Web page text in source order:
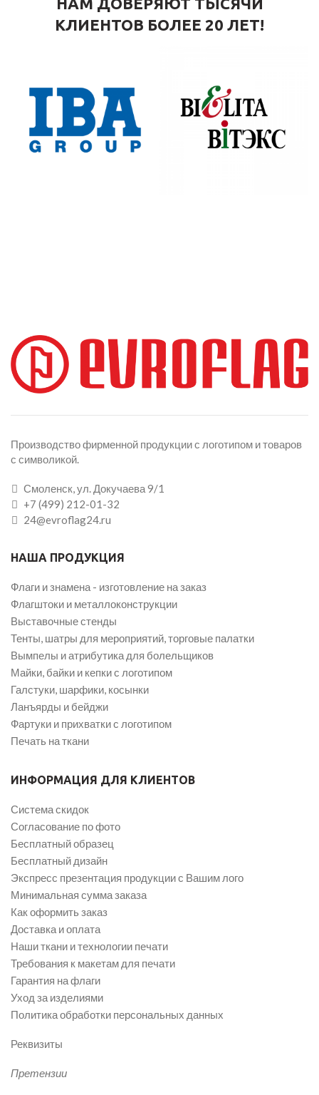
КЛИЕНТОВ БОЛЕЕ 20 ЛЕТ!
Производство фирменной продукции с логотипом и товаров
с символикой.
Смоленск, ул. Докучаева 9/1
+7 (499) 212-01-32
24@evroflag24.ru
НАША ПРОДУКЦИЯ
Флаги и знамена - изготовление на заказ
Флагштоки и металлоконструкции
Выставочные стенды
Тенты, шатры для мероприятий, торговые палатки
Вымпелы и атрибутика для болельщиков
Майки, байки и кепки с логотипом
Галстуки, шарфики, косынки
Ланъярды и бейджи
Фартуки и прихватки с логотипом
Печать на ткани
ИНФОРМАЦИЯ ДЛЯ КЛИЕНТОВ
Система скидок
Согласование по фото
Бесплатный образец
Бесплатный дизайн
Экспресс презентация продукции с Вашим лого
Минимальная сумма заказа
Как оформить заказ
Доставка и оплата
Наши ткани и технологии печати
Требования к макетам для печати
Гарантия на флаги
Уход за изделиями
Политика обработки персональных данных
Реквизиты
Претензии